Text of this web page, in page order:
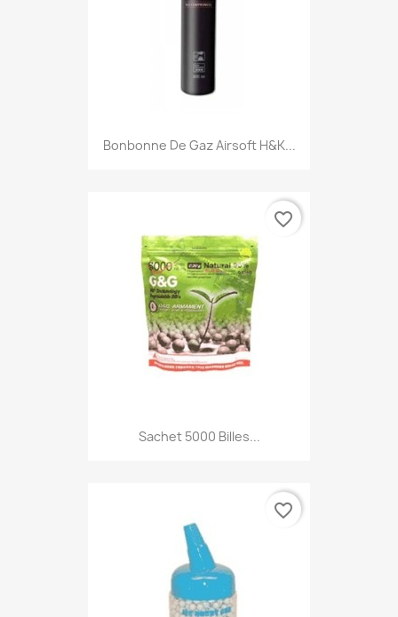
Aperçu rapide
Bonbonne De Gaz Airsoft H&K...
Aperçu rapide
Sachet 5000 Billes...
favorite_border
favorite_border